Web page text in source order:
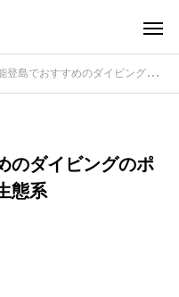
すすめのダイビングのポイント！日本海の豊かな生態系
のダイビングのポ
態系